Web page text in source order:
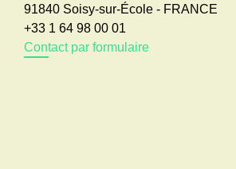
91840 Soisy-sur-École - FRANCE
+33 1 64 98 00 01
Contact par formulaire